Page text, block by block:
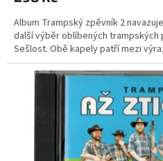
Album Trampský zpěvník 2
další výběr oblíbených trampských
Sešlost. Obě kapely patří mezi